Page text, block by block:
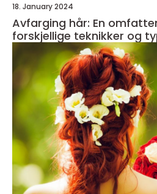
18. January 2024
Avfarging hår: En
forskjellige teknikker og